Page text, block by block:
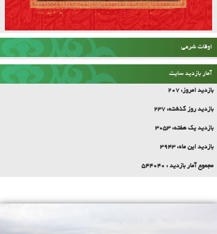
اوقات شرعی
آمار بازدید سایت
بازدید امروز:
بازدید روز گذشته: 237
بازدید یک هفته: 3053
بازدید این ماه: